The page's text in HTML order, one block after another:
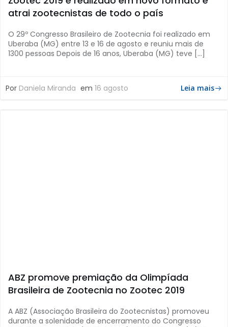
atrai zootecnistas de todo o país
O 29º Congresso Brasileiro de Zootecnia foi realizado em
Uberaba (MG) entre 13 e 16 de agosto e reuniu mais de
1300 pessoas Depois de 16 anos, Uberaba (MG) teve […]
Por Daniela Miranda em 16 agosto Leia mais
ABZ promove premiação da Olimpíada
Brasileira de Zootecnia no Zootec 2019
A ABZ (Associação Brasileira do Zootecnistas) promoveu
durante a solenidade de encerramento do Congresso